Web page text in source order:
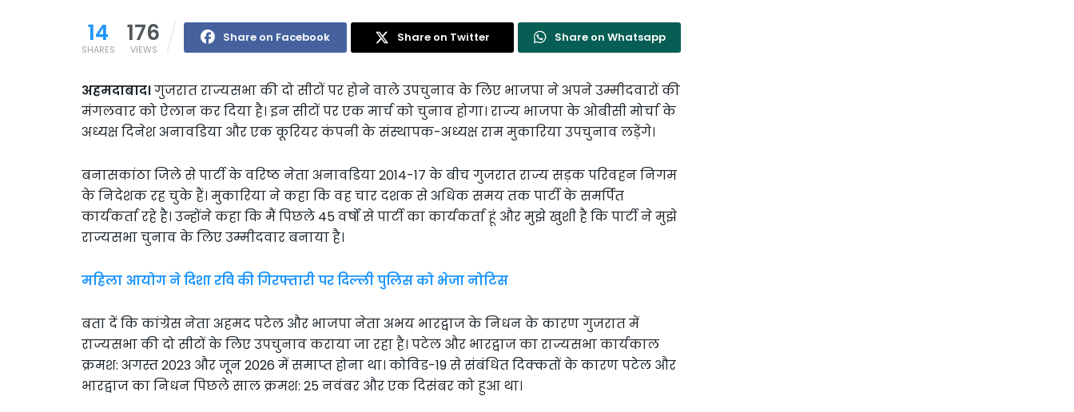
14
SHARES
176
VIEWS
Share on Facebook Share on Twitter Share on Whatsapp
अहमदाबाद। गुजरात राज्यसभा की दो सीटों पर होने वाले उपचुनाव के लिए भाजपा ने अपने उम्मीदवारों की
मंगलवार को ऐलान कर दिया है। इन सीटों पर एक मार्च को चुनाव होगा। राज्य भाजपा के ओबीसी मोर्चा के
अध्यक्ष दिनेश अनावडिया और एक कूरियर कंपनी के संस्थापक-अध्यक्ष राम मुकारिया उपचुनाव लड़ेंगे।
बनासकांठा जिले से पार्टी के वरिष्ठ नेता अनावडिया 2014-17 के बीच गुजरात राज्य सड़क परिवहन निगम
के निदेशक रह चुके हैं। मुकारिया ने कहा कि वह चार दशक से अधिक समय तक पार्टी के समर्पित
कार्यकर्ता रहे है। उन्होंने कहा कि मैं पिछले 45 वर्षों से पार्टी का कार्यकर्ता हूं और मुझे खुशी है कि पार्टी ने मुझे
राज्यसभा चुनाव के लिए उम्मीदवार बनाया है।
महिला आयोग ने दिशा रवि की गिरफ्तारी पर दिल्ली पुलिस को भेजा नोटिस
बता दें कि कांग्रेस नेता अहमद पटेल और भाजपा नेता अभय भारद्वाज के निधन के कारण गुजरात में
राज्यसभा की दो सीटों के लिए उपचुनाव कराया जा रहा है। पटेल और भारद्वाज का राज्यसभा कार्यकाल
क्रमश: अगस्त 2023 और जून 2026 में समाप्त होना था। कोविड-19 से संबंधित दिक्कतों के कारण पटेल और
भारद्वाज का निधन पिछले साल क्रमश: 25 नवंबर और एक दिसंबर को हुआ था।